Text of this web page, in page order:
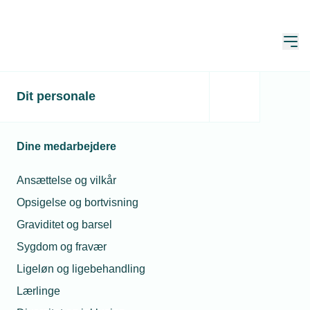
Dit personale
Dine medarbejdere
Ansættelse og vilkår
Opsigelse og bortvisning
Graviditet og barsel
Sygdom og fravær
Ligeløn og ligebehandling
Lærlinge
Dansk patent til tank-